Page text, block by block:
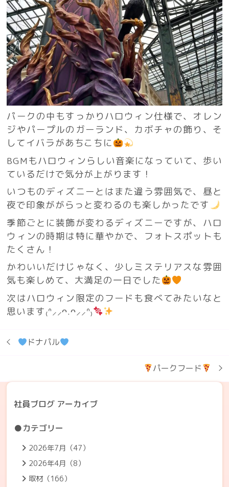
パークの中もすっかりハロウィン仕様で、オレン
ジやパープルのガーランド、カボチャの飾り、そ
してイバラがあちこちに
BGMもハロウィンらしい音楽になっていて、歩い
ているだけで気分が上がります！
いつものディズニーとはまた違う雰囲気で、昼と
夜で印象ががらっと変わるのも楽しかったです
季節ごとに装飾が変わるディズニーですが、ハロ
ウィンの時期は特に華やかで、フォトスポットも
たくさん！
かわいいだけじゃなく、少しミステリアスな雰囲
気も楽しめて、大満足の一日でした
次はハロウィン限定のフードも食べてみたいなと
思います₍ᐢ⸝⸝ᴖ.ᴖ⸝⸝ᐢ₎
ドナパル
パークフード
社員ブログ アーカイブ
●カテゴリー
2026年7月（47）
2026年4月（8）
取材（166）